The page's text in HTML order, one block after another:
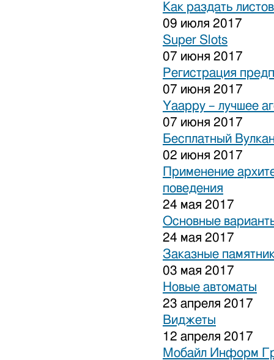
Как раздать
09 июля 2017
Super Slots
07 июня 2017
Регистрация
07 июня 2017
Yaappy – лучшее
07 июня 2017
Бесплатный
02 июня 2017
Применение
поведения
24 мая 2017
Основные
24 мая 2017
Заказные
03 мая 2017
Новые автоматы
23 апреля 2017
Виджеты
12 апреля 2017
Мобайл Информ